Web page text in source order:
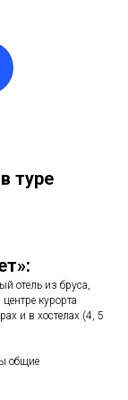
туре
отель из бруса,
курорта
и в хостелах (4, 5
общие